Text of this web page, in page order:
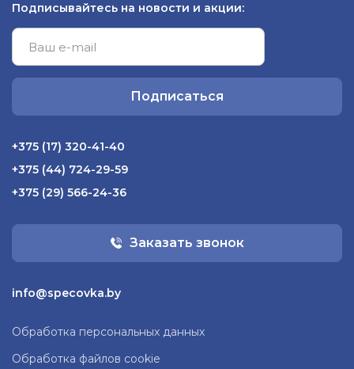
Подписывайтесь на новости и акции:
Подписаться
+375 (17) 320-41-40
+375 (44) 724-29-59
+375 (29) 566-24-36
Заказать звонок
info@specovka.by
Обработка персональных данных
Обработка файлов cookie